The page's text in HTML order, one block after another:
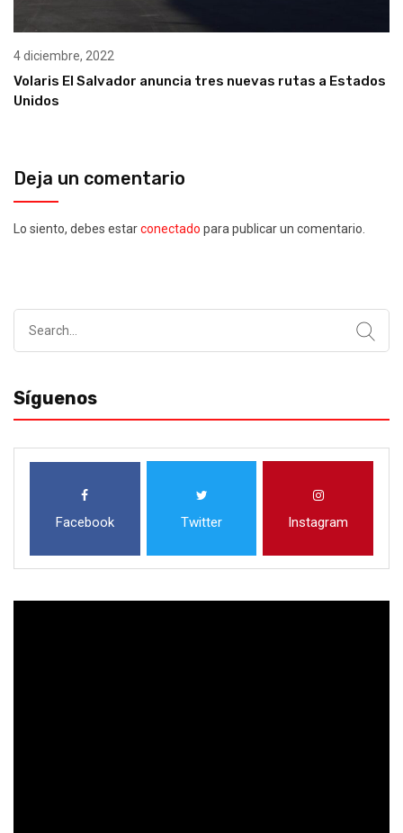
4 diciembre, 2022
Volaris El Salvador anuncia tres nuevas rutas a Estados
Unidos
Deja un comentario
Lo siento, debes estarconectado para publicar un comentario.
Síguenos
Facebook Twitter Instagram